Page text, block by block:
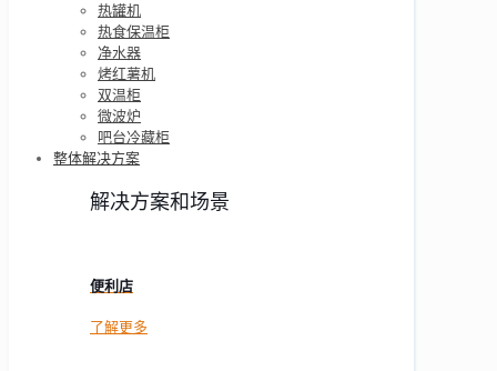
热罐机
热食保温柜
净水器
烤红薯机
双温柜
微波炉
吧台冷藏柜
整体解决方案
解决方案和场景
便利店
了解更多